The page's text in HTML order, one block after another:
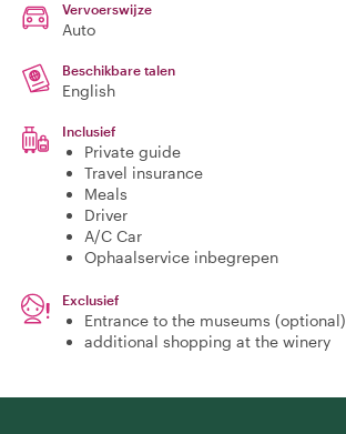
Vervoerswijze
Auto
Beschikbare talen
English
Inclusief
Private guide
Travel insurance
Meals
Driver
A/C Car
Ophaalservice inbegrepen
Exclusief
Entrance to the museums (optional)
additional shopping at the winery